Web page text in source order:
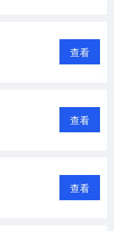
查看
查看
查看